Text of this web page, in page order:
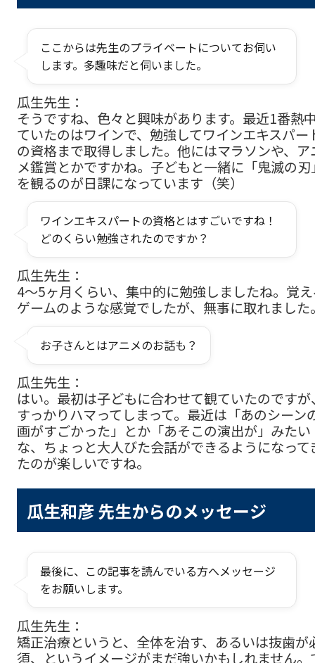
ここからは先生のプライベートについてお伺い
します。多趣味だと伺いました。
瓜生先生：
そうですね、色々と興味があります。最近1番熱
ていたのはワインで、勉強してワインエキスパー
の資格まで取得しました。他にはマラソンや、ア
メ鑑賞とかですかね。子どもと一緒に「鬼滅の刃
を観るのが日課になっています（笑）
ワインエキスパートの資格とはすごいですね！
どのくらい勉強されたのですか？
瓜生先生：
4〜5ヶ月くらい、集中的に勉強しましたね。覚
ゲームのような感覚でしたが、無事に取れました
お子さんとはアニメのお話も？
瓜生先生：
はい。最初は子どもに合わせて観ていたのですが
すっかりハマってしまって。最近は「あのシーン
画がすごかった」とか「あそこの演出が」みたい
な、ちょっと大人びた会話ができるようになって
たのが楽しいですね。
瓜生和彦 先生からのメッセージ
最後に、この記事を読んでいる方へメッセージ
をお願いします。
瓜生先生：
矯正治療というと、全体を治す、あるいは抜歯が
須、というイメージがまだ強いかもしれません。